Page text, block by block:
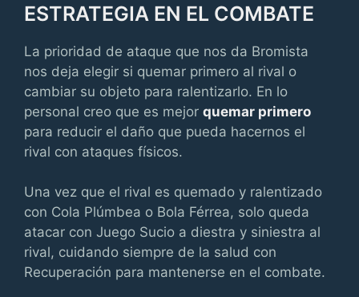
ESTRATEGIA EN EL COMBATE
La prioridad de ataque que nos da Bromista
nos deja elegir si quemar primero al rival o
cambiar su objeto para ralentizarlo. En lo
personal creo que es mejor quemar primero
para reducir el daño que pueda hacernos el
rival con ataques físicos.
Una vez que el rival es quemado y ralentizado
con Cola Plúmbea o Bola Férrea, solo queda
atacar con Juego Sucio a diestra y siniestra al
rival, cuidando siempre de la salud con
Recuperación para mantenerse en el combate.